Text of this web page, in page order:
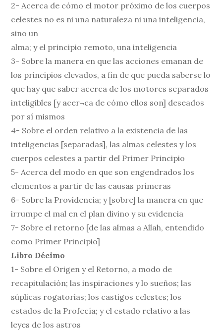
2- Acerca de cómo el motor próximo de los cuerpos
celestes no es ni una naturaleza ni una inteligencia,
sino un
alma; y el principio remoto, una inteligencia
3- Sobre la manera en que las acciones emanan de
los principios elevados, a fin de que pueda saberse lo
que hay que saber acerca de los motores separados
inteligibles [y acer¬ca de cómo ellos son] deseados
por sí mismos
4- Sobre el orden relativo a la existencia de las
inteligencias [separadas], las almas celestes y los
cuerpos celestes a partir del Primer Principio
5- Acerca del modo en que son engendrados los
elementos a partir de las causas primeras
6- Sobre la Providencia; y [sobre] la manera en que
irrumpe el mal en el plan divino y su evidencia
7- Sobre el retorno [de las almas a Allah, entendido
como Primer Principio]
Libro Décimo
1- Sobre el Origen y el Retorno, a modo de
recapitulación; las inspiraciones y lo sueños; las
súplicas rogatorias; los castigos celestes; los
estados de la Profecía; y el estado relativo a las
leyes de los astros